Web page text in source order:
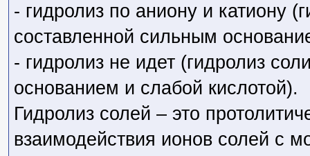
- гидролиз по аниону и катиону
составленной сильным
- гидролиз не идет (гидролиз
основанием и слабой кислотой).
Гидролиз солей – это
взаимодействия ионов солей с